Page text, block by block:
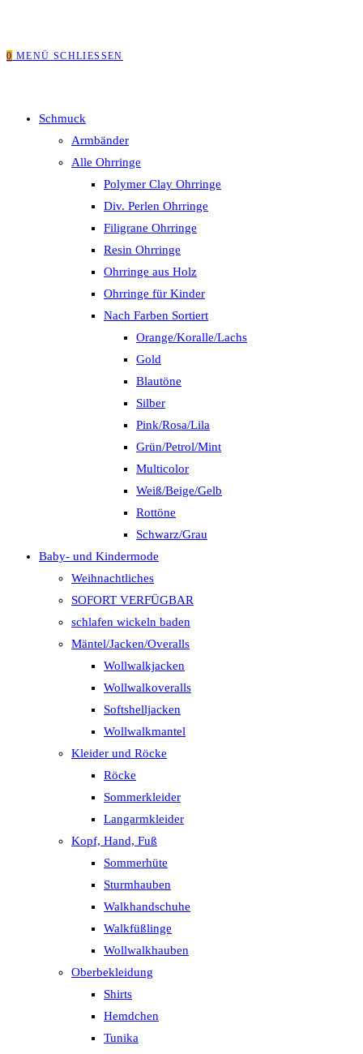
0 MENÜ SCHLIESSEN
Schmuck
Armbänder
Alle Ohrringe
Polymer Clay Ohrringe
Div. Perlen Ohrringe
Filigrane Ohrringe
Resin Ohrringe
Ohrringe aus Holz
Ohrringe für Kinder
Nach Farben Sortiert
Orange/Koralle/Lachs
Gold
Blautöne
Silber
Pink/Rosa/Lila
Grün/Petrol/Mint
Multicolor
Weiß/Beige/Gelb
Rottöne
Schwarz/Grau
Baby- und Kindermode
Weihnachtliches
SOFORT VERFÜGBAR
schlafen wickeln baden
Mäntel/Jacken/Overalls
Wollwalkjacken
Wollwalkoveralls
Softshelljacken
Wollwalkmantel
Kleider und Röcke
Röcke
Sommerkleider
Langarmkleider
Kopf, Hand, Fuß
Sommerhüte
Sturmhauben
Walkhandschuhe
Walkfüßlinge
Wollwalkhauben
Oberbekleidung
Shirts
Hemdchen
Tunika